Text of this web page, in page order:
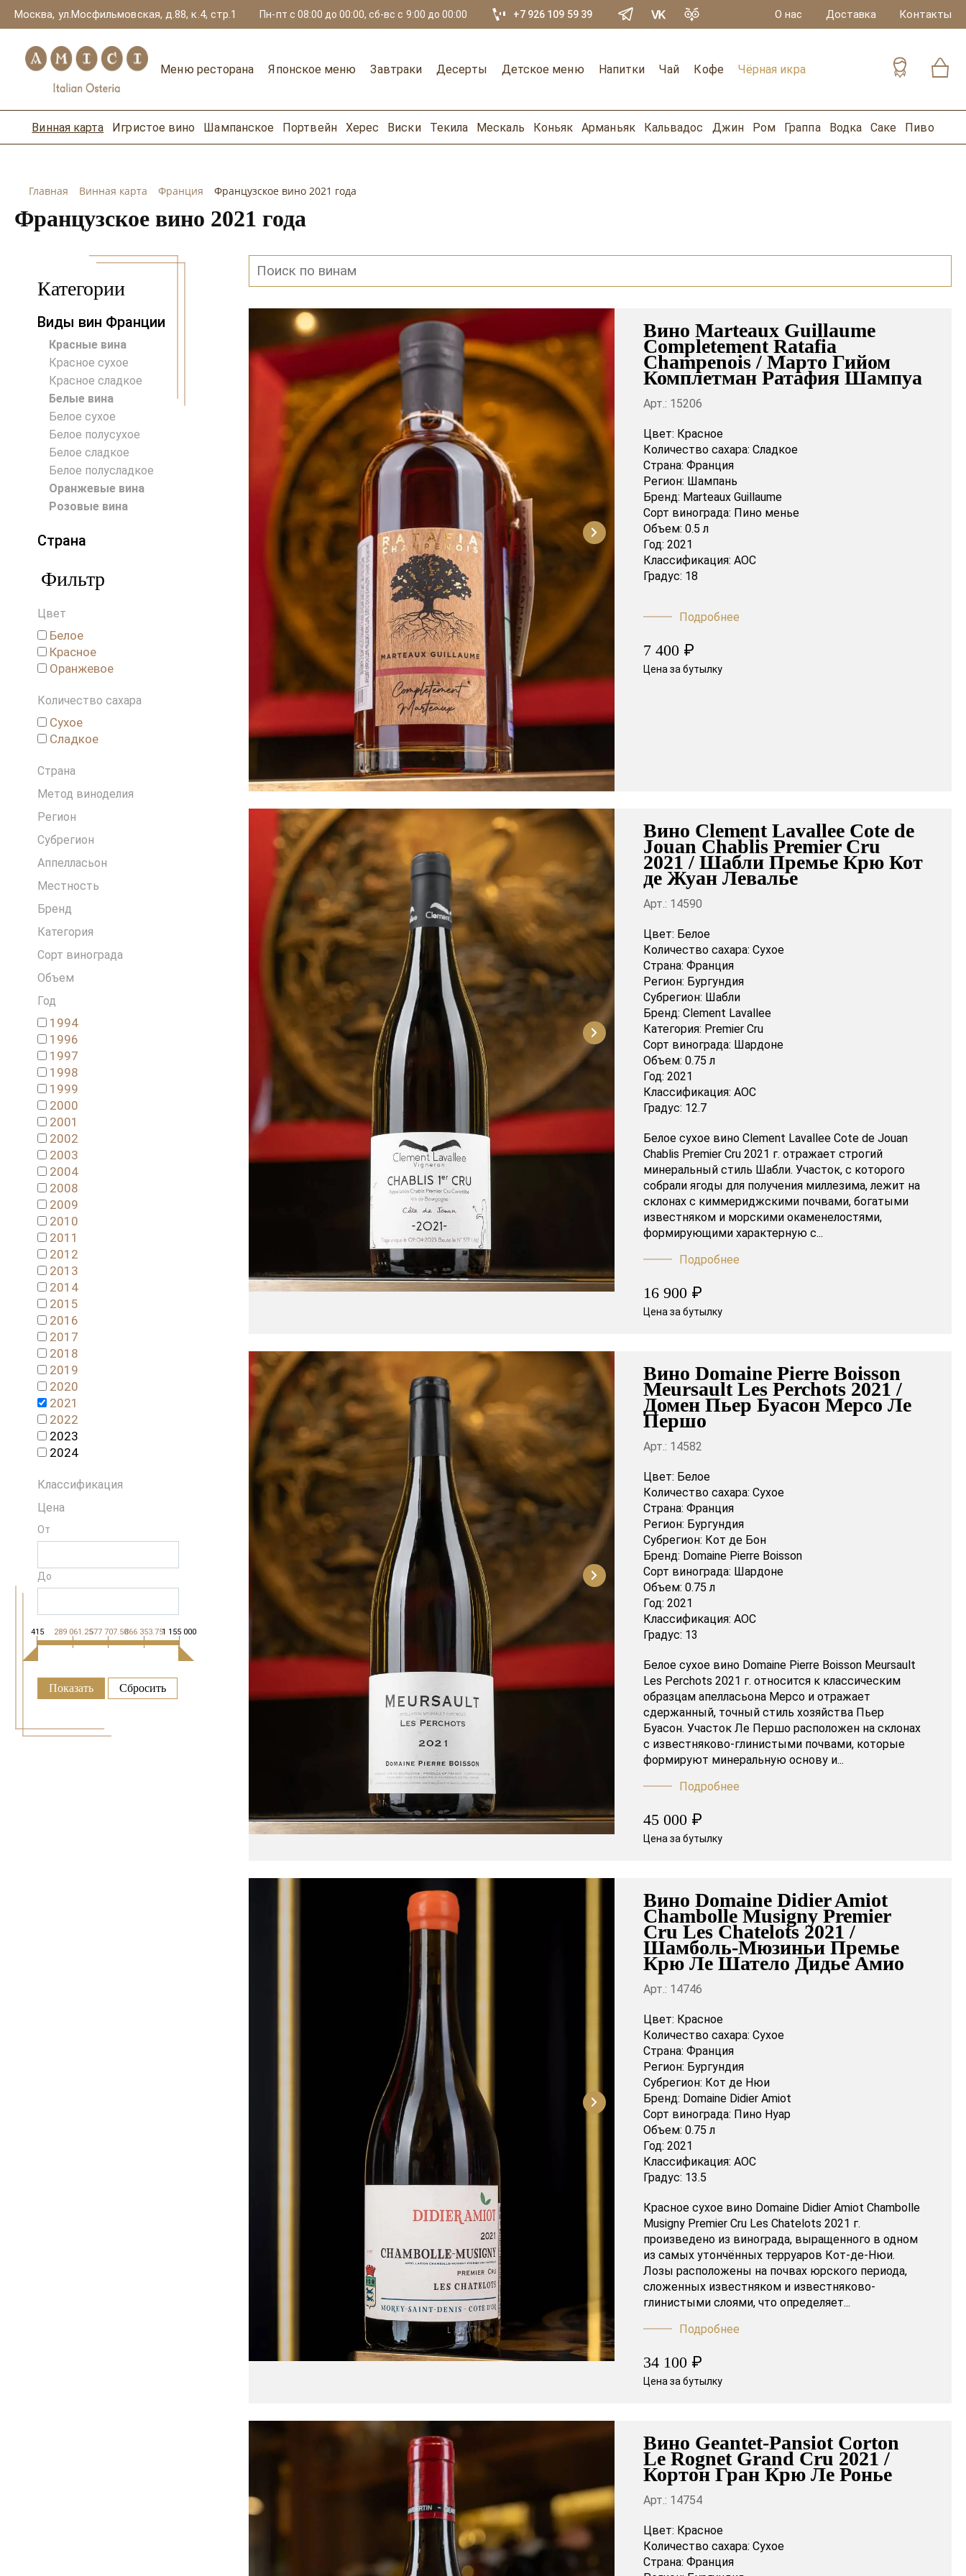
Москва, ул.Мосфильмовская, д.88, к.4, стр.1 Пн-пт с 08:00 до 00:00, сб-вс с 9:00 до 00:00 +7 926 109 59 39 О нас Доставка Контакты
Меню ресторана Японское меню Завтраки Десерты Детское меню Напитки Чай Кофе Чёрная икра
Винная карта Игристое вино Шампанское Портвейн Херес Виски Текила Мескаль Коньяк Арманьяк Кальвадос Джин Ром Граппа Водка Саке Пиво
Главная Винная карта Франция Французское вино 2021 года
Французское вино 2021 года
Категории
Виды вин Франции
Красные вина
Красное сухое
Красное сладкое
Белые вина
Белое сухое
Белое полусухое
Белое сладкое
Белое полусладкое
Оранжевые вина
Розовые вина
Страна
Австрия
Венгрия
Германия
Греция
Грузия
Испания
Италия
Ливан
Португалия
Россия
Словения
США
Франция
Чехия
Чили
ЮАР
Фильтр
Цвет
Белое
Красное
Оранжевое
Количество сахара
Сухое
Сладкое
Страна
Метод виноделия
Регион
Субрегион
Аппелласьон
Местность
Бренд
Категория
Сорт винограда
Объем
Год
1994
1996
1997
1998
1999
2000
2001
2002
2003
2004
2008
2009
2010
2011
2012
2013
2014
2015
2016
2017
2018
2019
2020
2021
2022
2023
2024
Классификация
Цена
От
До
415 289 061.25577 707.50866 353.751 155 000
Вино Marteaux Guillaume
Completement Ratafia
Champenois / Марто Гийом
Комплетман Ратафия Шампуа
Арт.: 15206
Цвет: Красное
Количество сахара: Сладкое
Страна: Франция
Регион: Шампань
Бренд: Marteaux Guillaume
Сорт винограда: Пино менье
Объем: 0.5 л
Год: 2021
Классификация: AOC
Градус: 18
Подробнее
7 400 ₽
Цена за бутылку
Вино Clement Lavallee Cote de
Jouan Chablis Premier Cru
2021 / Шабли Премье Крю Кот
де Жуан Левалье
Арт.: 14590
Цвет: Белое
Количество сахара: Сухое
Страна: Франция
Регион: Бургундия
Субрегион: Шабли
Бренд: Clement Lavallee
Категория: Premier Cru
Сорт винограда: Шардоне
Объем: 0.75 л
Год: 2021
Классификация: AOC
Градус: 12.7
Белое сухое вино Clement Lavallee Cote de Jouan
Chablis Premier Cru 2021 г. отражает строгий
минеральный стиль Шабли. Участок, с которого
собрали ягоды для получения миллезима, лежит на
склонах с киммериджскими почвами, богатыми
известняком и морскими окаменелостями,
формирующими характерную с...
Подробнее
16 900 ₽
Цена за бутылку
Вино Domaine Pierre Boisson
Meursault Les Perchots 2021 /
Домен Пьер Буасон Мерсо Ле
Першо
Арт.: 14582
Цвет: Белое
Количество сахара: Сухое
Страна: Франция
Регион: Бургундия
Субрегион: Кот де Бон
Бренд: Domaine Pierre Boisson
Сорт винограда: Шардоне
Объем: 0.75 л
Год: 2021
Классификация: AOC
Градус: 13
Белое сухое вино Domaine Pierre Boisson Meursault
Les Perchots 2021 г. относится к классическим
образцам апелласьона Мерсо и отражает
сдержанный, точный стиль хозяйства Пьер
Буасон. Участок Ле Першо расположен на склонах
с известняково-глинистыми почвами, которые
формируют минеральную основу и...
Подробнее
45 000 ₽
Цена за бутылку
Вино Domaine Didier Amiot
Chambolle Musigny Premier
Cru Les Chatelots 2021 /
Шамболь-Мюзиньи Премье
Крю Ле Шатело Дидье Амио
Арт.: 14746
Цвет: Красное
Количество сахара: Сухое
Страна: Франция
Регион: Бургундия
Субрегион: Кот де Нюи
Бренд: Domaine Didier Amiot
Сорт винограда: Пино Нуар
Объем: 0.75 л
Год: 2021
Классификация: AOC
Градус: 13.5
Красное сухое вино Domaine Didier Amiot Chambolle
Musigny Premier Cru Les Chatelots 2021 г.
произведено из винограда, выращенного в одном
из самых утончённых терруаров Кот-де-Нюи.
Лозы расположены на почвах юрского периода,
сложенных известняком и известняково-
глинистыми слоями, что определяет...
Подробнее
34 100 ₽
Цена за бутылку
Вино Geantet-Pansiot Corton
Le Rognet Grand Cru 2021 /
Кортон Гран Крю Ле Ронье
Арт.: 14754
Цвет: Красное
Количество сахара: Сухое
Страна: Франция